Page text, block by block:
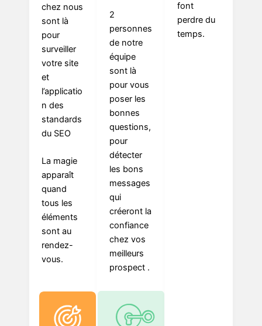
chez nous
sont là
pour
surveiller
votre site
et
l’applicatio
n des
standards
du SEO
La magie
apparaît
quand
tous les
éléments
sont au
rendez-
vous.
2
personnes
de notre
équipe
sont là
pour vous
poser les
bonnes
questions,
pour
détecter
les bons
messages
qui
créeront la
confiance
chez vos
meilleurs
prospect .
font
perdre du
temps.